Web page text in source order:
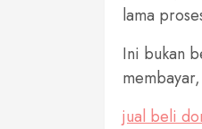
lama
Ini bukan
jual beli